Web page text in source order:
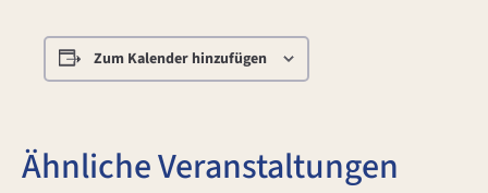
Zum Kalender hinzufügen
Ähnliche Veranstaltungen